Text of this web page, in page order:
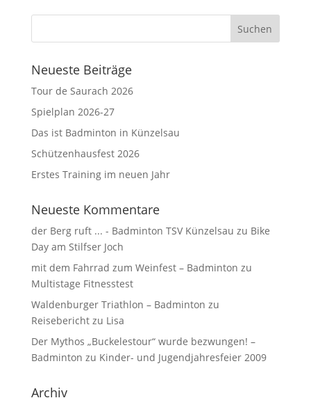
Neueste Beiträge
Tour de Saurach 2026
Spielplan 2026-27
Das ist Badminton in Künzelsau
Schützenhausfest 2026
Erstes Training im neuen Jahr
Neueste Kommentare
der Berg ruft ... - Badminton TSV Künzelsau zu Bike
Day am Stilfser Joch
mit dem Fahrrad zum Weinfest – Badminton zu
Multistage Fitnesstest
Waldenburger Triathlon – Badminton zu
Reisebericht zu Lisa
Der Mythos „Buckelestour“ wurde bezwungen! –
Badminton zu Kinder- und Jugendjahresfeier 2009
Archiv